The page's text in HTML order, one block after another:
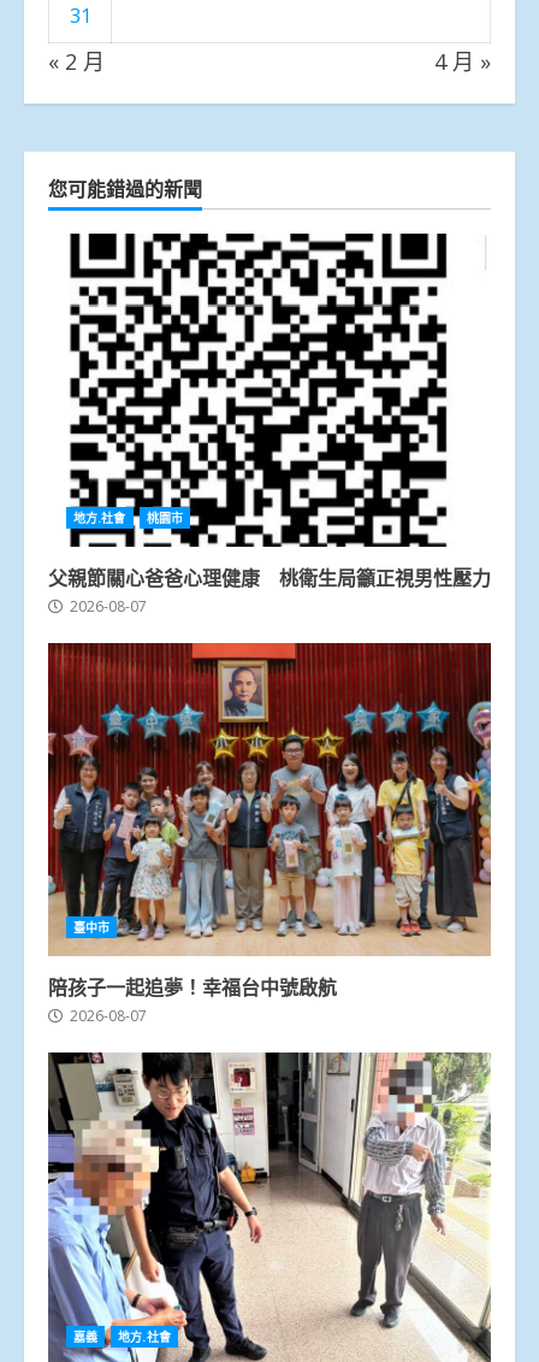
31
« 2 月 4 月 »
您可能錯過的新聞
地方.社會 桃園市
父親節關心爸爸心理健康 桃衛生局籲正視男性壓力
2026-08-07
臺中市
陪孩子一起追夢！幸福台中號啟航
2026-08-07
嘉義 地方.社會